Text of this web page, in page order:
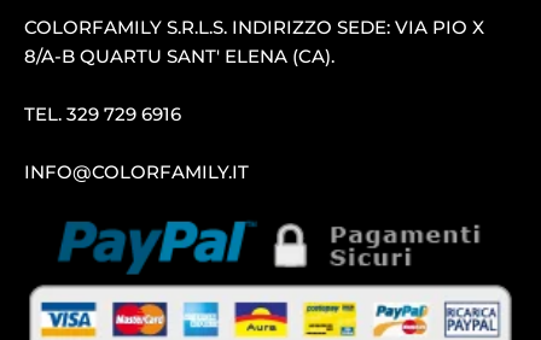
COLORFAMILY S.R.L.S. INDIRIZZO SEDE: VIA PIO X
8/A-B QUARTU SANT′ ELENA (CA).
TEL. 329 729 6916
INFO@COLORFAMILY.IT